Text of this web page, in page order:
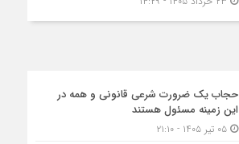
حجاب یک ضرورت شرعی قانونی و همه در
این زمینه مسئول هستند
۰۵ تیر ۱۴۰۵ - ۲۱:۱۰